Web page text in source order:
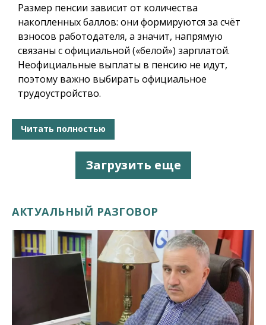
Размер пенсии зависит от количества
накопленных баллов: они формируются за счёт
взносов работодателя, а значит, напрямую
связаны с официальной («белой») зарплатой.
Неофициальные выплаты в пенсию не идут,
поэтому важно выбирать официальное
трудоустройство.
Читать полностью
Загрузить еще
АКТУАЛЬНЫЙ РАЗГОВОР